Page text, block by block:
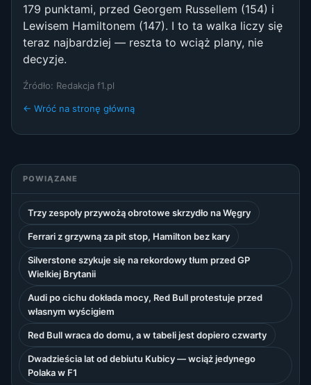
179 punktami, przed Georgem Russellem (154) i
Lewisem Hamiltonem (147). I to ta walka liczy się
teraz najbardziej — reszta to wciąż plany, nie
decyzje.
Źródło: Redakcja f1.pl
← Wróć na stronę główną
POWIĄZANE
Trzy zespoły przywożą obrotowe skrzydło na Węgry
Ferrari z grzywną za pit stop, Hamilton bez kary
Silverstone szykuje się na rekordowy tłum przed GP
Wielkiej Brytanii
Audi po cichu dokłada mocy, Red Bull protestuje przed
własnym wyścigiem
Red Bull wraca do domu, a w tabeli jest dopiero czwarty
Dwadzieścia lat od debiutu Kubicy — wciąż jedynego
Polaka w F1